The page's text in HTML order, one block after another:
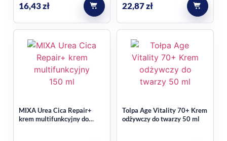
16,43zł 22,87zł
MIXA Urea Cica Repair+
krem multifunkcyjny do
Tolpa Age Vitality 70+ Krem
odżywczy do twarzy 50 ml